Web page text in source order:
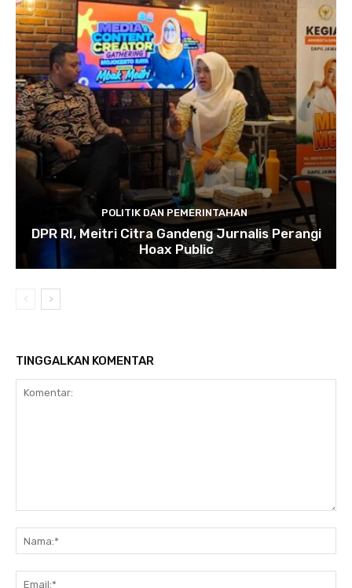
POLITIK DAN PEMERINTAHAN
DPR RI, Meitri Citra Gandeng Jurnalis Perangi
Hoax Public
TINGGALKAN KOMENTAR